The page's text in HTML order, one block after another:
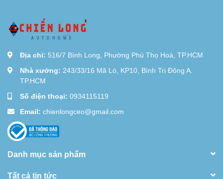
Địa chỉ: 516/7 Bình Long, Phường Phú Thọ Hoà, TP.HCM
Nhà xưởng: 243/33/16 Mã Lò, KP10, Bình Trị Đông A.
TP.HCM
Số điện thoại: 0934115119
Email: chienlongceo@gmail.com
Danh mục sản phẩm
Tất cả tin tức